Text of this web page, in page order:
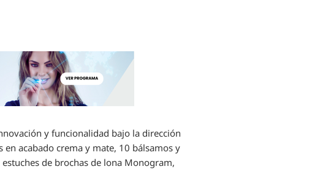
y funcionalidad bajo la dirección
acabado crema y mate, 10 bálsamos y
de brochas de lona Monogram,